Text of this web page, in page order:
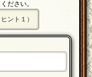
ださい。
ント１）